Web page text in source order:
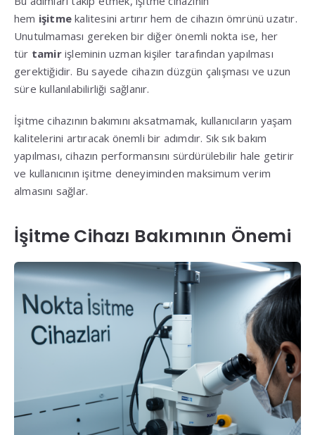
hem işitme kalitesini artırır hem de cihazın ömrünü uzatır.
Unutulmaması gereken bir diğer önemli nokta ise, her
tür tamirişleminin uzman kişiler tarafından yapılması
gerektiğidir. Bu sayede cihazın düzgün çalışması ve uzun
süre kullanılabilirliği sağlanır.
İşitme cihazının bakımını aksatmamak, kullanıcıların yaşam
kalitelerini artıracak önemli bir adımdır. Sık sık bakım
yapılması, cihazın performansını sürdürülebilir hale getirir
ve kullanıcının işitme deneyiminden maksimum verim
almasını sağlar.
İşitme Cihazı Bakımının Önemi